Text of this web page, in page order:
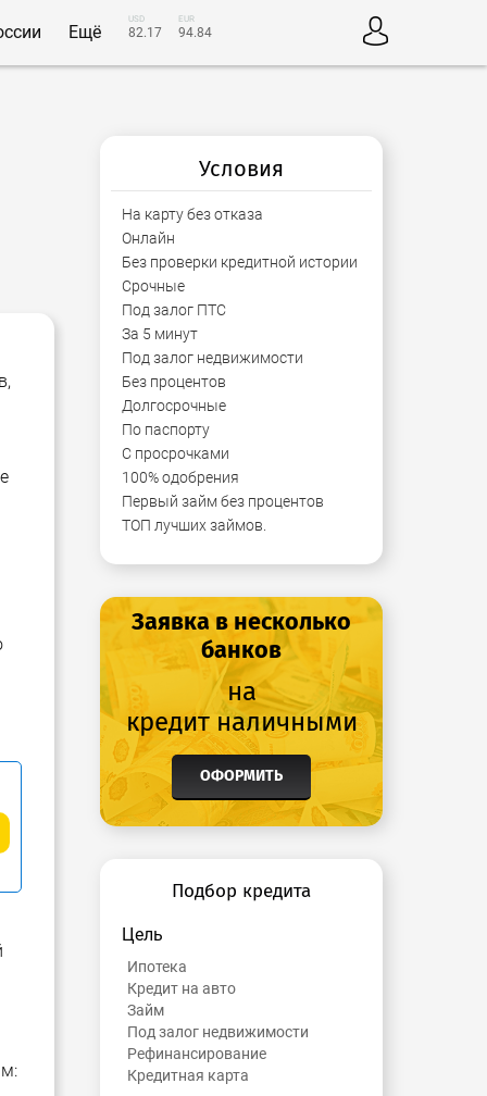
Ещё
USD
82.17
EUR
94.84
Условия
На карту без отказа
Онлайн
Без проверки кредитной истории
Срочные
Под залог ПТС
За 5 минут
Под залог недвижимости
Без процентов
Долгосрочные
По паспорту
С просрочками
100% одобрения
Первый займ без процентов
ТОП лучших займов.
Заявка в несколько
банков
на
кредит наличными
ОФОРМИТЬ
Подбор кредита
Цель
Ипотека
Кредит на авто
Займ
Под залог недвижимости
Рефинансирование
Кредитная карта